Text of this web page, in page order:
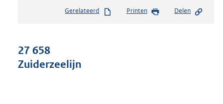
s
Gerelateerd Printen Delen
27 658
Zuiderzeelijn